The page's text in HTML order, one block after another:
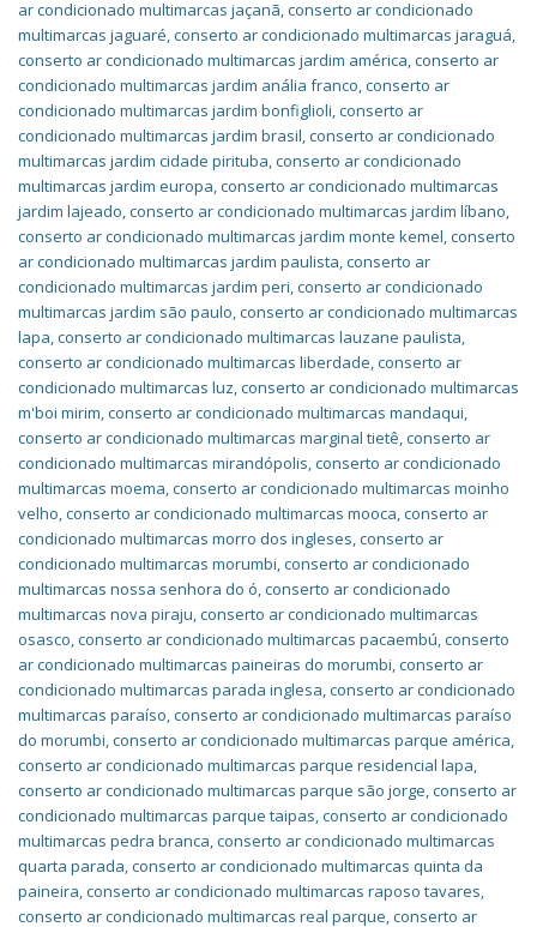
ar condicionado multimarcas jaçanã,conserto ar condicionado
multimarcas jaguaré,conserto ar condicionado multimarcas jaraguá,
conserto ar condicionado multimarcas jardim américa,conserto ar
condicionado multimarcas jardim anália franco,conserto ar
condicionado multimarcas jardim bonfiglioli,conserto ar
condicionado multimarcas jardim brasil,conserto ar condicionado
multimarcas jardim cidade pirituba,conserto ar condicionado
multimarcas jardim europa,conserto ar condicionado multimarcas
jardim lajeado,conserto ar condicionado multimarcas jardim líbano,
conserto ar condicionado multimarcas jardim monte kemel,conserto
ar condicionado multimarcas jardim paulista,conserto ar
condicionado multimarcas jardim peri,conserto ar condicionado
multimarcas jardim são paulo,conserto ar condicionado multimarcas
lapa,conserto ar condicionado multimarcas lauzane paulista,
conserto ar condicionado multimarcas liberdade,conserto ar
condicionado multimarcas luz,conserto ar condicionado multimarcas
m'boi mirim,conserto ar condicionado multimarcas mandaqui,
conserto ar condicionado multimarcas marginal tietê,conserto ar
condicionado multimarcas mirandópolis,conserto ar condicionado
multimarcas moema,conserto ar condicionado multimarcas moinho
velho,conserto ar condicionado multimarcas mooca,conserto ar
condicionado multimarcas morro dos ingleses,conserto ar
condicionado multimarcas morumbi,conserto ar condicionado
multimarcas nossa senhora do ó,conserto ar condicionado
multimarcas nova piraju,conserto ar condicionado multimarcas
osasco,conserto ar condicionado multimarcas pacaembú,conserto
ar condicionado multimarcas paineiras do morumbi,conserto ar
condicionado multimarcas parada inglesa,conserto ar condicionado
multimarcas paraíso,conserto ar condicionado multimarcas paraíso
do morumbi,conserto ar condicionado multimarcas parque américa,
conserto ar condicionado multimarcas parque residencial lapa,
conserto ar condicionado multimarcas parque são jorge,conserto ar
condicionado multimarcas parque taipas,conserto ar condicionado
multimarcas pedra branca,conserto ar condicionado multimarcas
quarta parada,conserto ar condicionado multimarcas quinta da
paineira,conserto ar condicionado multimarcas raposo tavares,
conserto ar condicionado multimarcas real parque,conserto ar